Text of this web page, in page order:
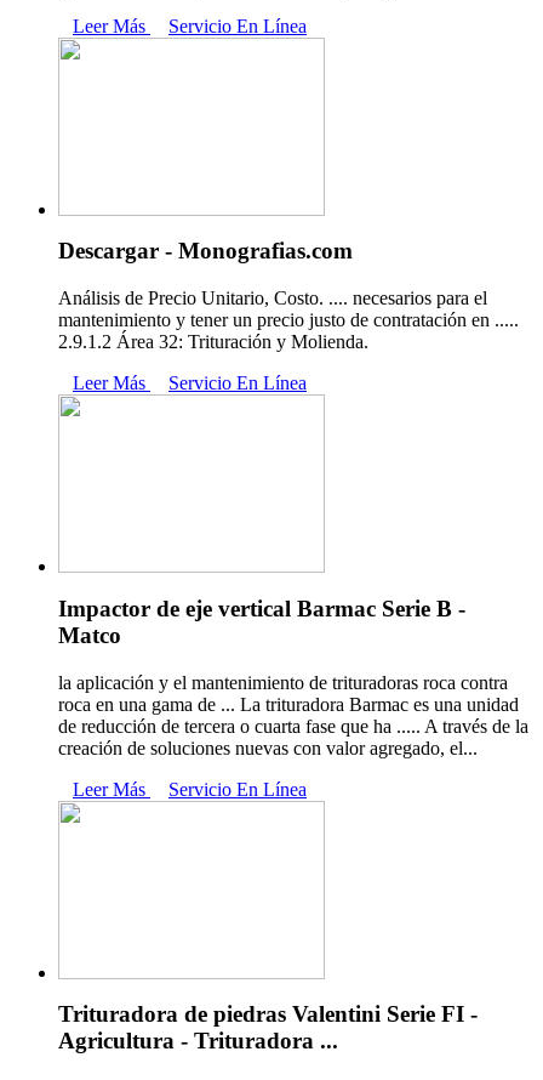
Leer Más
Servicio En Línea
Descargar - Monografias.com
Análisis de Precio Unitario, Costo. .... necesarios para el
mantenimiento y tener un precio justo de contratación en .....
2.9.1.2 Área 32: Trituración y Molienda.
Leer Más
Servicio En Línea
Impactor de eje vertical Barmac Serie B -
Matco
la aplicación y el mantenimiento de trituradoras roca contra
roca en una gama de ... La trituradora Barmac es una unidad
de reducción de tercera o cuarta fase que ha ..... A través de la
creación de soluciones nuevas con valor agregado, el...
Leer Más
Servicio En Línea
Trituradora de piedras Valentini Serie FI -
Agricultura - Trituradora ...